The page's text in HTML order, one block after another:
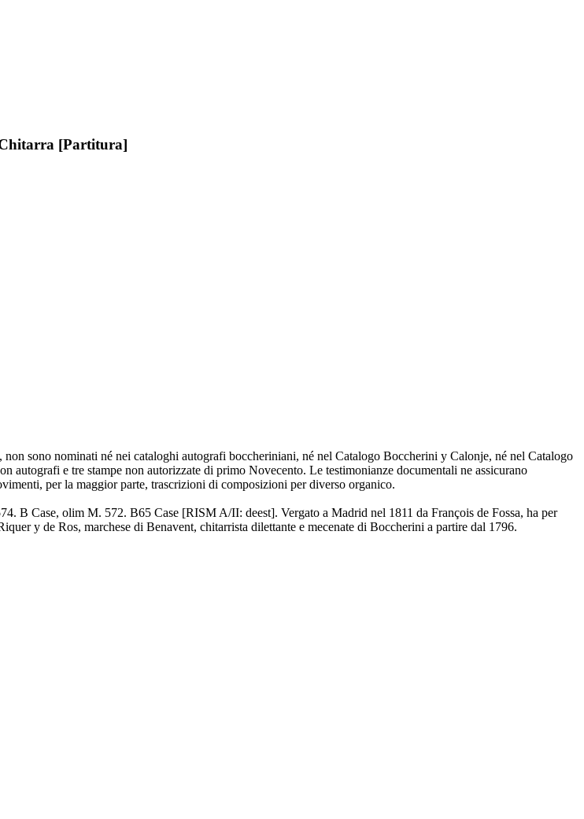
[Partitura]
non sono nominati né nei cataloghi autografi boccheriniani, né nel Catalogo Boccherini y Calonje, né nel Catalogo
e tre stampe non autorizzate di primo Novecento. Le testimonianze documentali ne assicurano
per la maggior parte, trascrizioni di composizioni per diverso organico.
B Case, olim M. 572. B65 Case [RISM A/II: deest]. Vergato a Madrid nel 1811 da François de Fossa, ha per
y de Ros, marchese di Benavent, chitarrista dilettante e mecenate di Boccherini a partire dal 1796.